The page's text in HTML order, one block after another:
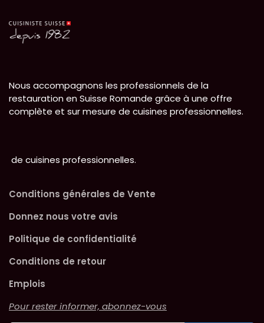
Nous accompagnons les professionnels de la
restauration en Suisse Romande grâce à une offre
complète et sur mesure de cuisines professionnelles.
de cuisines professionnelles.
Conditions générales de Vente
Donnez nous votre avis
Politique de confidentialité
Conditions de retour
Emplois
Pour rester informer, abonnez-vous